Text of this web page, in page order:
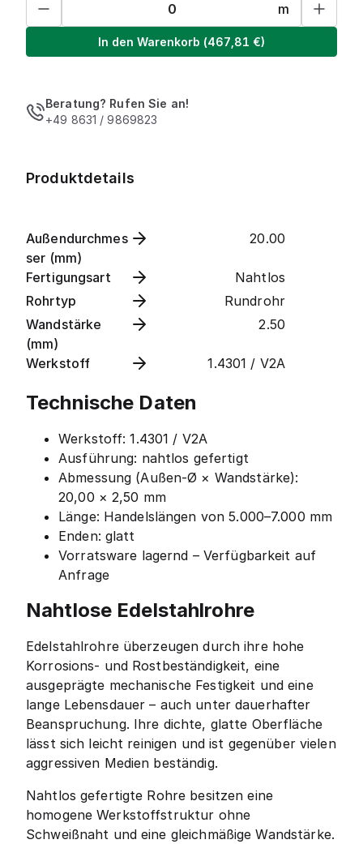
m
In den Warenkorb (467,81 €)
Beratung? Rufen Sie an!
+49 8631 / 9869823
Produktdetails
Außendurchmes
ser (mm)
20.00
Fertigungsart
Nahtlos
Rohrtyp
Rundrohr
Wandstärke
(mm)
2.50
Werkstoff 1.4301 / V2A
Technische Daten
Werkstoff: 1.4301 / V2A
Ausführung: nahtlos gefertigt
Abmessung (Außen-Ø × Wandstärke):
20,00 × 2,50 mm
Länge: Handelslängen von 5.000–7.000 mm
Enden: glatt
Vorratsware lagernd – Verfügbarkeit auf
Anfrage
Nahtlose Edelstahlrohre
Edelstahlrohre überzeugen durch ihre hohe
Korrosions- und Rostbeständigkeit, eine
ausgeprägte mechanische Festigkeit und eine
lange Lebensdauer – auch unter dauerhafter
Beanspruchung. Ihre dichte, glatte Oberfläche
lässt sich leicht reinigen und ist gegenüber vielen
aggressiven Medien beständig.
Nahtlos gefertigte Rohre besitzen eine
homogene Werkstoffstruktur ohne
Schweißnaht und eine gleichmäßige Wandstärke.